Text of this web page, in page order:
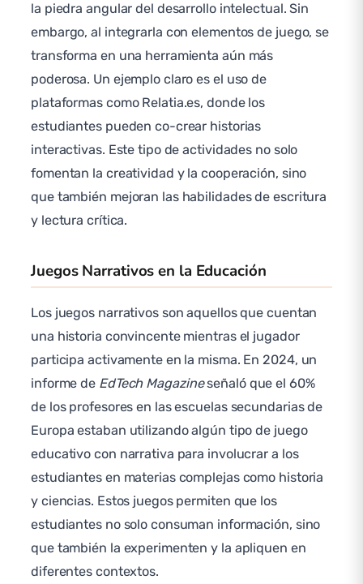
la piedra angular del desarrollo intelectual. Sin
embargo, al integrarla con elementos de juego, se
transforma en una herramienta aún más
poderosa. Un ejemplo claro es el uso de
plataformas como Relatia.es, donde los
estudiantes pueden co-crear historias
interactivas. Este tipo de actividades no solo
fomentan la creatividad y la cooperación, sino
que también mejoran las habilidades de escritura
y lectura crítica.
Juegos Narrativos en la Educación
Los juegos narrativos son aquellos que cuentan
una historia convincente mientras el jugador
participa activamente en la misma. En 2024, un
informe de EdTech Magazineseñaló que el 60%
de los profesores en las escuelas secundarias de
Europa estaban utilizando algún tipo de juego
educativo con narrativa para involucrar a los
estudiantes en materias complejas como historia
y ciencias. Estos juegos permiten que los
estudiantes no solo consuman información, sino
que también la experimenten y la apliquen en
diferentes contextos.